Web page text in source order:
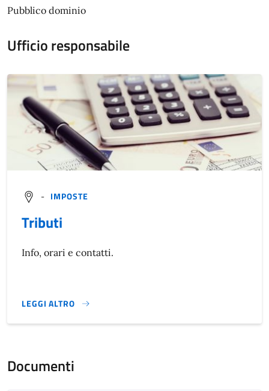
Pubblico dominio
Ufficio responsabile
- IMPOSTE
Tributi
Info, orari e contatti.
LEGGI ALTRO
}
Documenti